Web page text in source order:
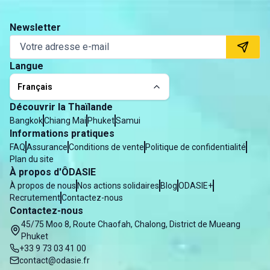
Newsletter
Langue
Français
Découvrir la Thaïlande
BangkokChiang Mai PhuketSamui
Informations pratiques
FAQAssuranceConditions de vente Politique de confidentialité
Plan du site
À propos d'ÔDASIE
À propos de nous Nos actions solidaires BlogODASIE+
RecrutementContactez-nous
Contactez-nous
45/75 Moo 8, Route Chaofah, Chalong, District de Mueang
Phuket
+33 9 73 03 41 00
contact@odasie.fr